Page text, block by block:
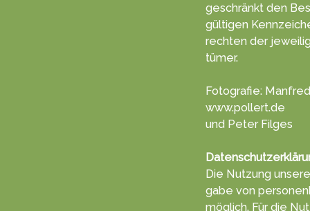
geschränkt den
gültigen
rechten der
tümer.
Fotografie:
www.pollert.de
und Peter Filges
Die Nutzung
gabe von
möglich. Für die